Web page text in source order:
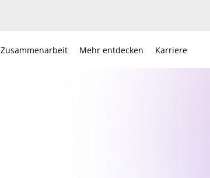
Zusammenarbeit Mehr entdecken Karriere